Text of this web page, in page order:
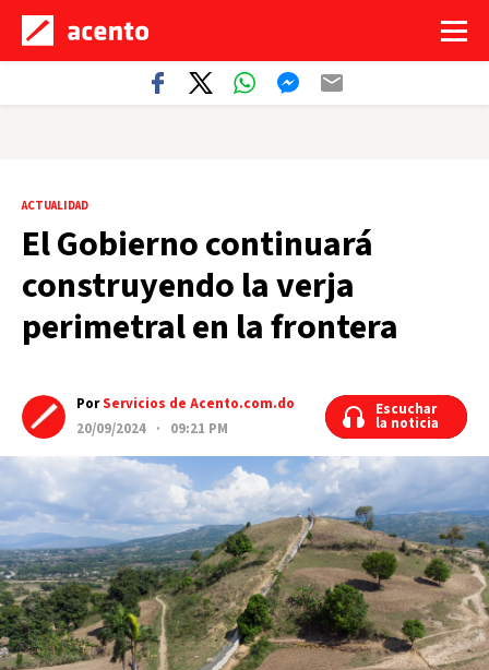
ACTUALIDAD
El Gobierno continuará
construyendo la verja
perimetral en la frontera
PorServicios de Acento.com.do
20/09/2024 · 09:21 PM
Escuchar
la noticia
Escuchar
la noticia